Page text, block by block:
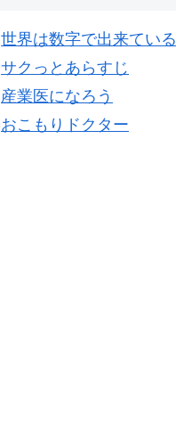
世界は数字で出来ている
サクっとあらすじ
産業医になろう
おこもりドクター